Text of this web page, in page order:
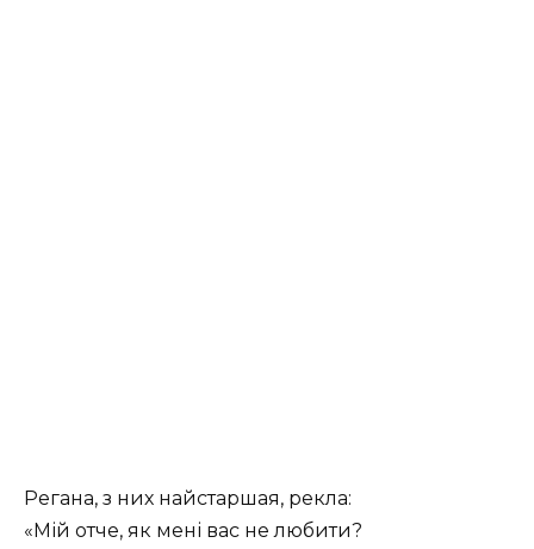
Регана, з них найстаршая, рекла:
«Мій отче, як мені вас не любити?